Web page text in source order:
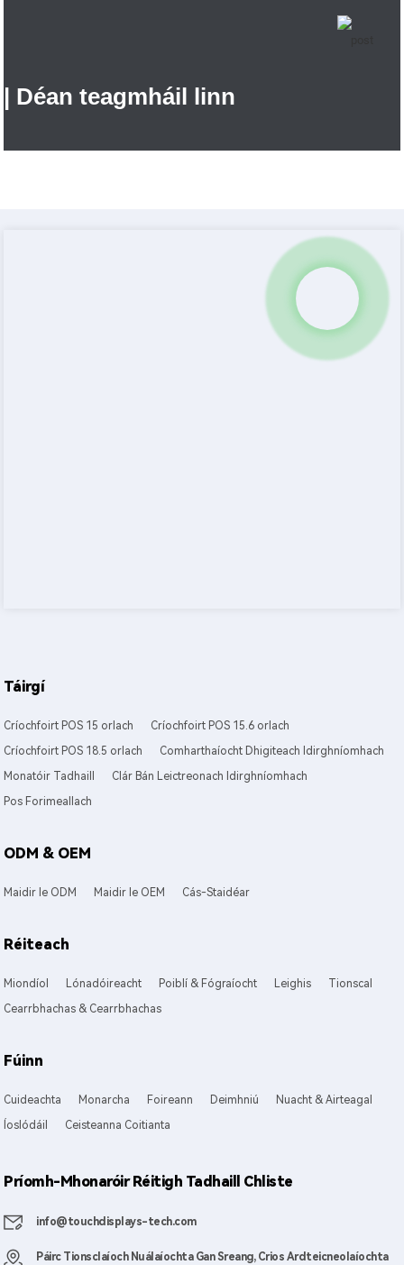
| Déan teagmháil linn
Táirgí
Críochfoirt POS 15 orlach
Críochfoirt POS 15.6 orlach
Críochfoirt POS 18.5 orlach
Comharthaíocht Dhigiteach Idirghníomhach
Monatóir Tadhaill
Clár Bán Leictreonach Idirghníomhach
Pos Forimeallach
ODM & OEM
Maidir le ODM Maidir le OEM Cás-Staidéar
Réiteach
Miondíol Lónadóireacht Poiblí & Fógraíocht Leighis
Tionscal
Cearrbhachas & Cearrbhachas
Fúinn
Cuideachta Monarcha Foireann Deimhniú
Nuacht & Airteagal
Íoslódáil
Ceisteanna Coitianta
Príomh-Mhonaróir Réitigh Tadhaill Chliste
info@touchdisplays-tech.com
Páirc Tionsclaíoch Nuálaíochta Gan Sreang, Crios Ardteicneolaíochta